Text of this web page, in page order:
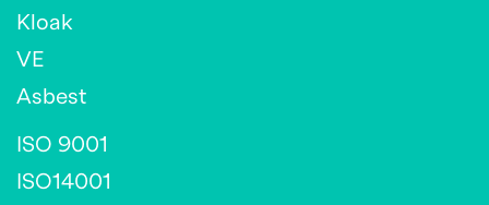
Kloak
VE
Asbest
ISO 9001
ISO14001